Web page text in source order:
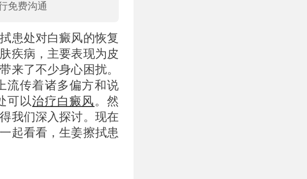
免费沟通
患处对白癜风的恢复
疾病，主要表现为皮
来了不少身心困扰。
流传着诸多偏方和说
可以治疗白癜风。然
我们深入探讨。现在
起看看，生姜擦拭患